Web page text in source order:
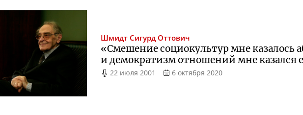
Шмидт Сигурд Оттович
«Смешение социокультур мне казалось
и демократизм отношений мне казался
22 июля 2001 6 октября 2020